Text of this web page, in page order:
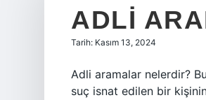
ADLI
Tarih: Kasım 13, 2024
Adli aramalar nelerdir?
suç isnat edilen bir